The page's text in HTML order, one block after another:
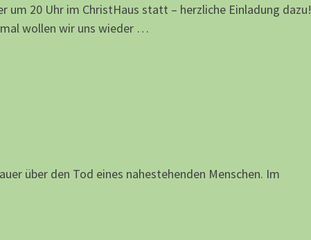
um 20 Uhr im ChristHaus statt – herzliche Einladung dazu!
wollen wir uns wieder …
über den Tod eines nahestehenden Menschen. Im